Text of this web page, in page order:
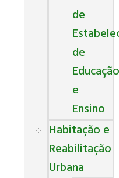
de
de
e
Ensino
Habitação e
Reabilitação
Urbana